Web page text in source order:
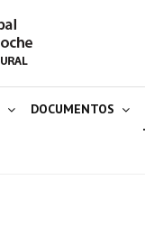
DOCUMENTOS